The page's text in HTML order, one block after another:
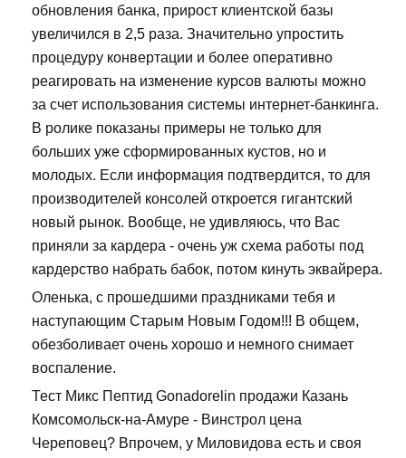
обновления банка, прирост клиентской базы
увеличился в 2,5 раза. Значительно упростить
процедуру конвертации и более оперативно
реагировать на изменение курсов валюты можно
за счет использования системы интернет-банкинга.
В ролике показаны примеры не только для
больших уже сформированных кустов, но и
молодых. Если информация подтвердится, то для
производителей консолей откроется гигантский
новый рынок. Вообще, не удивляюсь, что Вас
приняли за кардера - очень уж схема работы под
кардерство набрать бабок, потом кинуть эквайрера.
Оленька, с прошедшими праздниками тебя и
наступающим Старым Новым Годом!!! В общем,
обезболивает очень хорошо и немного снимает
воспаление.
Тест Микс Пептид Gonadorelin продажи Казань
Комсомольск-на-Амуре - Винстрол цена
Череповец? Впрочем, у Миловидова есть и своя